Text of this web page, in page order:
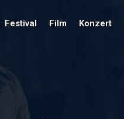
Festival Film Konzert